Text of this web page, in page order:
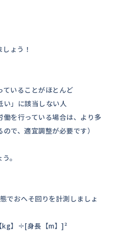
ょう！
ることがほとんど
」に該当しない人
行っている場合は、より多
で、適宜調整が必要です）
。
おへそ回りを計測しましょ
】÷[身長【m】]²